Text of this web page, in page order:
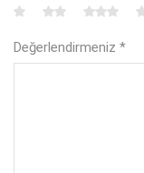
Değerlendirmeniz *